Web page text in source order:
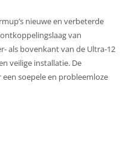
nieuwe en verbeterde
van
als bovenkant van de Ultra-12
veilige installatie. De
soepele en probleemloze